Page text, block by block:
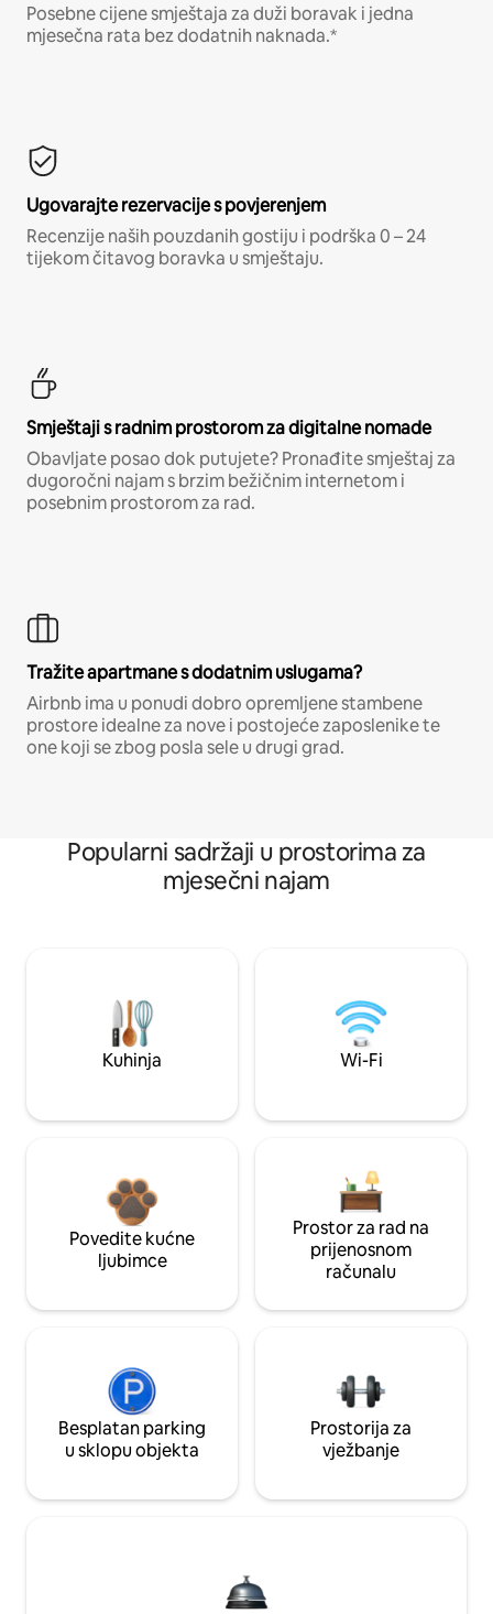
Posebne cijene smještaja za duži boravak i jedna
mjesečna rata bez dodatnih naknada.*
Ugovarajte rezervacije s povjerenjem
Recenzije naših pouzdanih gostiju i podrška 0 – 24
tijekom čitavog boravka u smještaju.
Smještaji s radnim prostorom za digitalne nomade
Obavljate posao dok putujete? Pronađite smještaj za
dugoročni najam s brzim bežičnim internetom i
posebnim prostorom za rad.
Tražite apartmane s dodatnim uslugama?
Airbnb ima u ponudi dobro opremljene stambene
prostore idealne za nove i postojeće zaposlenike te
one koji se zbog posla sele u drugi grad.
Popularni sadržaji u prostorima za
mjesečni najam
Kuhinja Wi-Fi
Povedite kućne
ljubimce
Prostor za rad na
prijenosnom
računalu
Besplatan parking
u sklopu objekta
Prostorija za
vježbanje